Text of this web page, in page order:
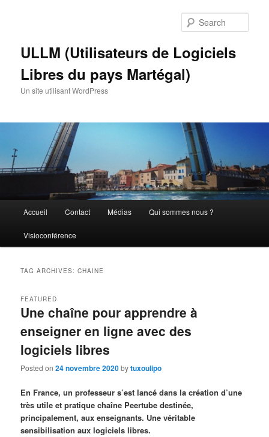
ULLM (Utilisateurs de Logiciels
Libres du pays Martégal)
Un site utilisant WordPress
Accueil Contact Médias Qui sommes nous ?
Visioconférence
TAG ARCHIVES:CHAINE
Une chaîne pour apprendre à
enseigner en ligne avec des
logiciels libres
FEATURED
Posted on24 novembre 2020bytuxoulipo
En France, un professeur s’est lancé dans la création d’une
très utile et pratique chaîne Peertube destinée,
principalement, aux enseignants. Une véritable
sensibilisation aux logiciels libres.